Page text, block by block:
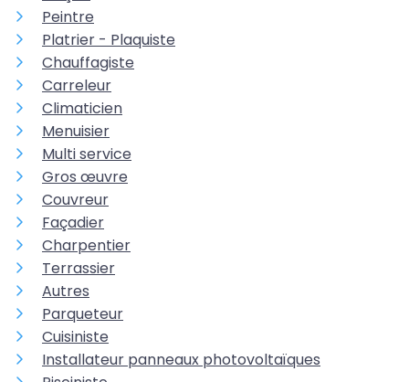
Peintre
Platrier - Plaquiste
Chauffagiste
Carreleur
Climaticien
Menuisier
Multi service
Gros œuvre
Couvreur
Façadier
Charpentier
Terrassier
Autres
Parqueteur
Cuisiniste
Installateur panneaux photovoltaïques